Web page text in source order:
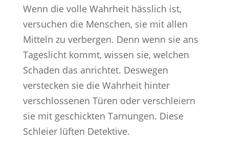
Wenn die volle Wahrheit hässlich ist,
versuchen die Menschen, sie mit allen
Mitteln zu verbergen. Denn wenn sie ans
Tageslicht kommt, wissen sie, welchen
Schaden das anrichtet. Deswegen
verstecken sie die Wahrheit hinter
verschlossenen Türen oder verschleiern
sie mit geschickten Tarnungen. Diese
Schleier lüften Detektive.